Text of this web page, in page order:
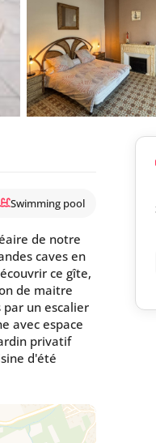
Swimming pool
de notre
caves en
ce gîte,
de maitre
par un escalier
avec espace
privatif
d'été